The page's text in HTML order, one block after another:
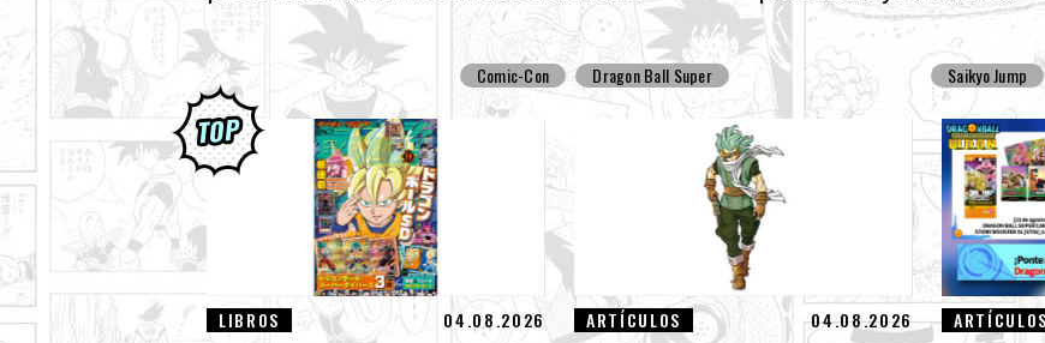
Comic-Con Dragon Ball Super Saikyo Jump
LIBROS 04.08.2026 ARTÍCULOS 04.08.2026 ARTÍCULOS